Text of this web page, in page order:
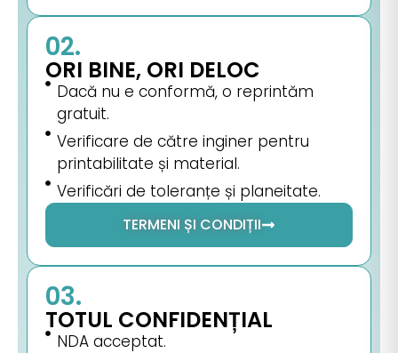
02.
ORI BINE, ORI DELOC
Dacă nu e conformă, o reprintăm
gratuit.
Verificare de către inginer pentru
printabilitate și material.
Verificări de toleranțe și planeitate.
TERMENI ȘI CONDIȚII
03.
TOTUL CONFIDENȚIAL
NDA acceptat.